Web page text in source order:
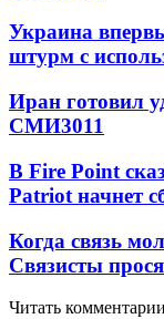
Украина
штурм с
Иран готовил
СМИ3011
В Fire Point
Patriot начнет
Когда связь
Связисты
Читать комментарии